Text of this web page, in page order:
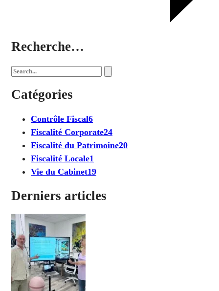
Recherche…
Catégories
Contrôle Fiscal6
Fiscalité Corporate24
Fiscalité du Patrimoine20
Fiscalité Locale1
Vie du Cabinet19
Derniers articles